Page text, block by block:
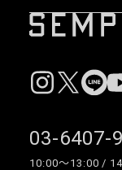
03-6407-
10:00〜13:00 /